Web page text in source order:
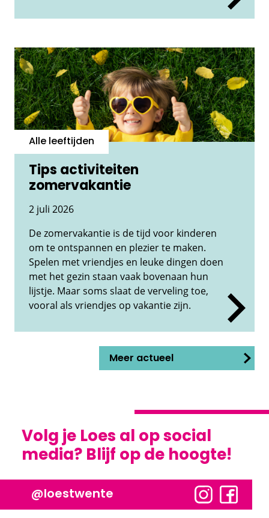
Tips activiteiten
zomervakantie
Alle leeftijden
2 juli 2026
De zomervakantie is de tijd voor kinderen
om te ontspannen en plezier te maken.
Spelen met vriendjes en leuke dingen doen
met het gezin staan vaak bovenaan hun
lijstje. Maar soms slaat de verveling toe,
vooral als vriendjes op vakantie zijn.
Meer actueel
Volg je Loes al op social
media? Blijf op de hoogte!
@loestwente